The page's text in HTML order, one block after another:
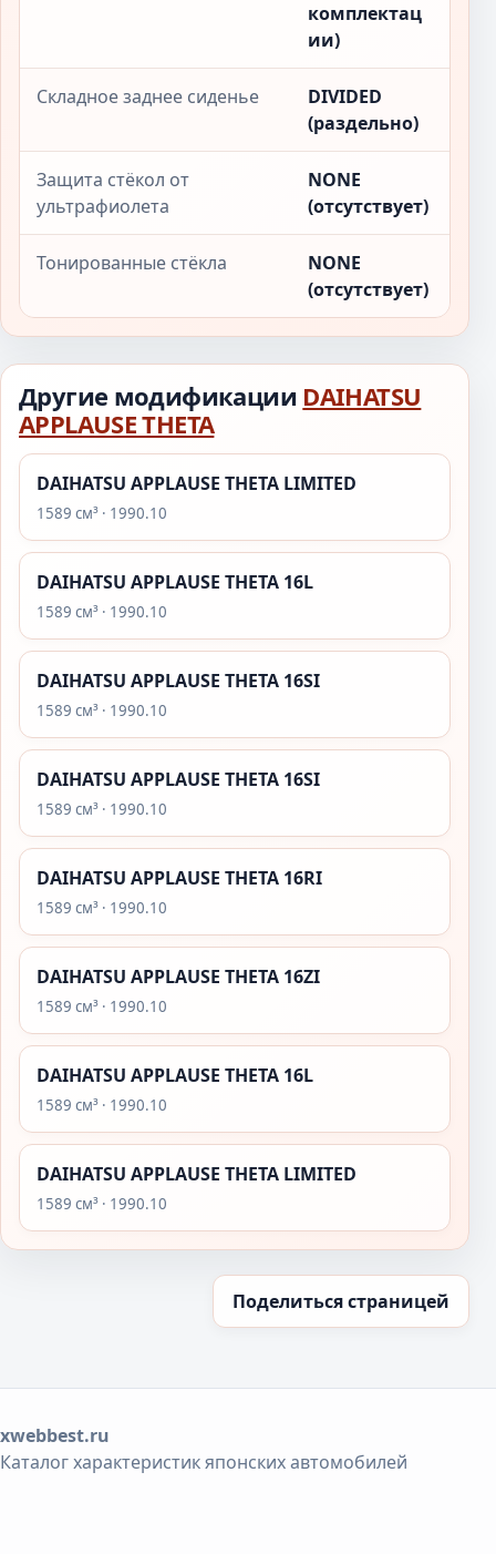
комплектац
ии)
Складное заднее сиденье
DIVIDED
(раздельно)
Защита стёкол от
ультрафиолета
NONE
(отсутствует)
Тонированные стёкла
NONE
(отсутствует)
Другие модификации DAIHATSU
APPLAUSE THETA
DAIHATSU APPLAUSE THETA LIMITED
1589 см³ · 1990.10
DAIHATSU APPLAUSE THETA 16L
1589 см³ · 1990.10
DAIHATSU APPLAUSE THETA 16SI
1589 см³ · 1990.10
DAIHATSU APPLAUSE THETA 16SI
1589 см³ · 1990.10
DAIHATSU APPLAUSE THETA 16RI
1589 см³ · 1990.10
DAIHATSU APPLAUSE THETA 16ZI
1589 см³ · 1990.10
DAIHATSU APPLAUSE THETA 16L
1589 см³ · 1990.10
DAIHATSU APPLAUSE THETA LIMITED
1589 см³ · 1990.10
Поделиться страницей
xwebbest.ru
Каталог характеристик японских автомобилей